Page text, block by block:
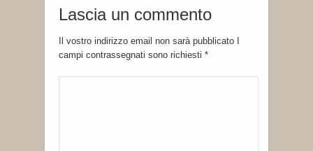
Lascia un commento
Il vostro indirizzo email non sarà pubblicato I
campi contrassegnati sono richiesti *